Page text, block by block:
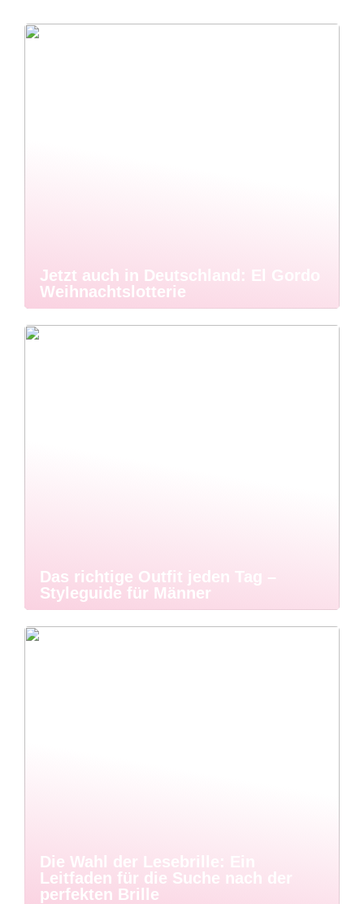
Jetzt auch in Deutschland: El Gordo
Weihnachtslotterie
Das richtige Outfit jeden Tag –
Styleguide für Männer
Die Wahl der Lesebrille: Ein
Leitfaden für die Suche nach der
perfekten Brille